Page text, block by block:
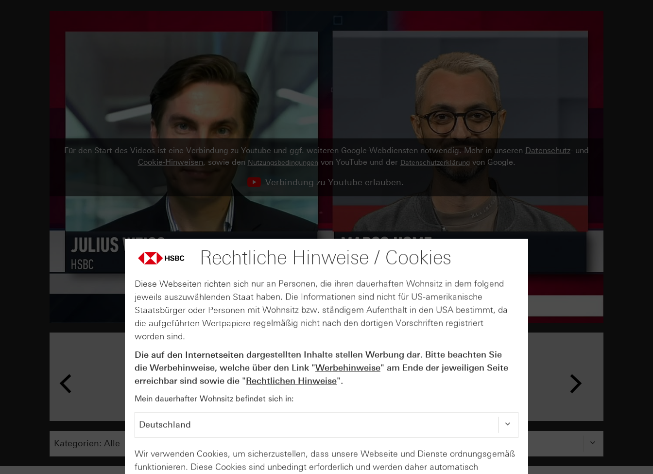
Für den Start des Videos ist eine Verbindung zu Youtube und ggf. weiteren Google-Webdiensten notwendig. Mehr in unseren Datenschutz- und
Cookie-Hinweisen, sowie den Nutzungsbedingungen von YouTube und der Datenschutzerklärung von Google.
Verbindung zu Youtube erlauben.
AUGUST
07
Wie lange bleibt der DAX® in
Rekordlaune? - ntv Zertifikate
07.08.26
Rechtliche Hinweise / Cookies
Diese Webseiten richten sich nur an Personen, die ihren dauerhaften Wohnsitz in dem folgend
jeweils auszuwählenden Staat haben. Die Informationen sind nicht für US-amerikanische
Staatsbürger oder Personen mit Wohnsitz bzw. ständigem Aufenthalt in den USA bestimmt, da
die aufgeführten Wertpapiere regelmäßig nicht nach den dortigen Vorschriften registriert
worden sind.
Die auf den Internetseiten dargestellten Inhalte stellen Werbung dar. Bitte beachten Sie
die Werbehinweise, welche über den Link "Werbehinweise" am Ende der jeweiligen Seite
erreichbar sind sowie die "Rechtlichen Hinweise".
Mein dauerhafter Wohnsitz befindet sich in:
Wir verwenden Cookies, um sicherzustellen, dass unsere Webseite und Dienste ordnungsgemäß
funktionieren. Diese Cookies sind unbedingt erforderlich und werden daher automatisch